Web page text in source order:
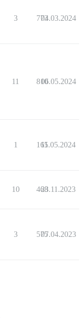
3 773
04.03.2024
11 810
06.05.2024
1 165
11.05.2024
10 468
23.11.2023
3 575
07.04.2023